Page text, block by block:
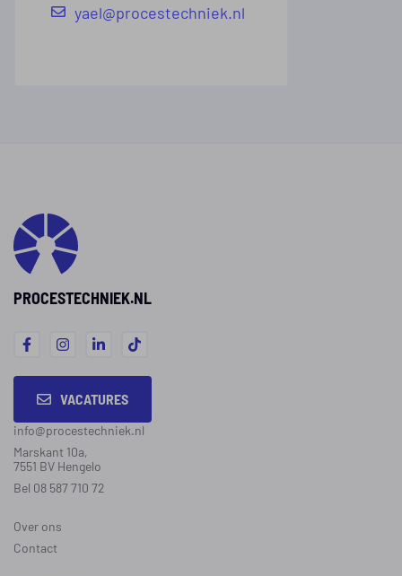
yael@procestechniek.nl
PROCESTECHNIEK.NL
VACATURES
info@procestechniek.nl
Marskant 10a,
7551 BV Hengelo
Bel 08 587 710 72
Over ons
Contact